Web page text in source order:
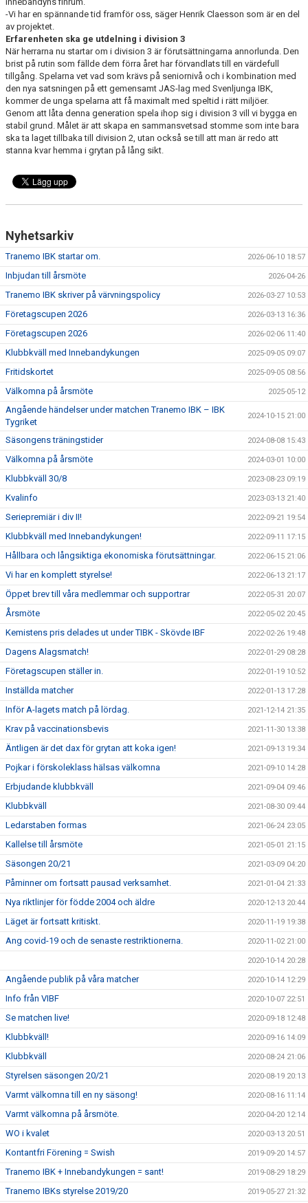
-Vi har en spännande tid framför oss, säger Henrik Claesson som är en del
av projektet.
Erfarenheten ska ge utdelning i division 3
När herrarna nu startar om i division 3 är förutsättningarna annorlunda. Den
brist på rutin som fällde dem förra året har förvandlats till en värdefull
tillgång. Spelarna vet vad som krävs på seniornivå och i kombination med
den nya satsningen på ett gemensamt JAS-lag med Svenljunga IBK,
kommer de unga spelarna att få maximalt med speltid i rätt miljöer.
Genom att låta denna generation spela ihop sig i division 3 vill vi bygga en
stabil grund. Målet är att skapa en sammansvetsad stomme som inte bara
ska ta laget tillbaka till division 2, utan också se till att man är redo att
stanna kvar hemma i grytan på lång sikt.
Nyhetsarkiv
Tranemo IBK startar om. 2026-06-10 18:57
Inbjudan till årsmöte 2026-04-26
Tranemo IBK skriver på värvningspolicy 2026-03-27 10:53
Företagscupen 2026 2026-03-13 16:36
Företagscupen 2026 2026-02-06 11:40
Klubbkväll med Innebandykungen 2025-09-05 09:07
Fritidskortet 2025-09-05 08:56
Välkomna på årsmöte 2025-05-12
Angående händelser under matchen Tranemo IBK – IBK
Tygriket
2024-10-15 21:00
Säsongens träningstider 2024-08-08 15:43
Välkomna på årsmöte 2024-03-01 10:00
Klubbkväll 30/8 2023-08-23 09:19
Kvalinfo 2023-03-13 21:40
Seriepremiär i div II! 2022-09-21 19:54
Klubbkväll med Innebandykungen! 2022-09-11 17:15
Hållbara och långsiktiga ekonomiska förutsättningar. 2022-06-15 21:06
Vi har en komplett styrelse! 2022-06-13 21:17
Öppet brev till våra medlemmar och supportrar 2022-05-31 20:07
Årsmöte 2022-05-02 20:45
Kemistens pris delades ut under TIBK - Skövde IBF 2022-02-26 19:48
Dagens Alagsmatch! 2022-01-29 08:28
Företagscupen ställer in. 2022-01-19 10:52
Inställda matcher 2022-01-13 17:28
Inför A-lagets match på lördag. 2021-12-14 21:35
Krav på vaccinationsbevis 2021-11-30 13:38
Äntligen är det dax för grytan att koka igen! 2021-09-13 19:34
Pojkar i förskoleklass hälsas välkomna 2021-09-10 14:28
Erbjudande klubbkväll 2021-09-04 09:46
Klubbkväll 2021-08-30 09:44
Ledarstaben formas 2021-06-24 23:05
Kallelse till årsmöte 2021-05-01 21:15
Säsongen 20/21 2021-03-09 04:20
Påminner om fortsatt pausad verksamhet. 2021-01-04 21:33
Nya riktlinjer för födde 2004 och äldre 2020-12-13 20:44
Läget är fortsatt kritiskt. 2020-11-19 19:38
Ang covid-19 och de senaste restriktionerna. 2020-11-02 21:00
2020-10-14 20:28
Angående publik på våra matcher 2020-10-14 12:29
Info från VIBF 2020-10-07 22:51
Se matchen live! 2020-09-18 12:48
Klubbkväll! 2020-09-16 14:09
Klubbkväll 2020-08-24 21:06
Styrelsen säsongen 20/21 2020-08-19 20:13
Varmt välkomna till en ny säsong! 2020-08-16 11:14
Varmt välkomna på årsmöte. 2020-04-20 12:14
WO i kvalet 2020-03-13 20:51
Kontantfri Förening = Swish 2019-09-20 14:57
Tranemo IBK + Innebandykungen = sant! 2019-08-29 18:29
Tranemo IBKs styrelse 2019/20 2019-05-27 21:32